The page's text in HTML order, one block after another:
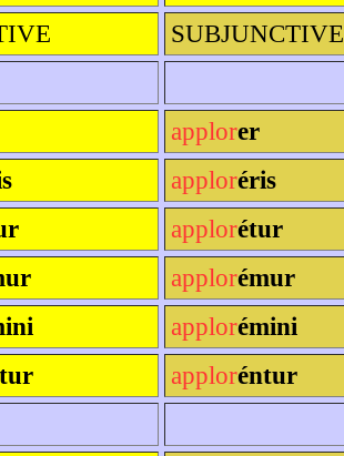
SUBJUNCTIVE
applorer
apploréris
applorétur
applorémur
applorémini
apploréntur